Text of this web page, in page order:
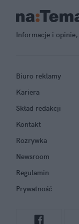
Informacje i
Biuro reklamy
Kariera
Skład redakcji
Kontakt
Rozrywka
Newsroom
Regulamin
Prywatność